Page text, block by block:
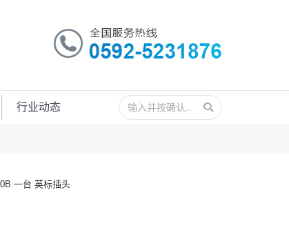
行业动态
搜
索：
一台 英标插头